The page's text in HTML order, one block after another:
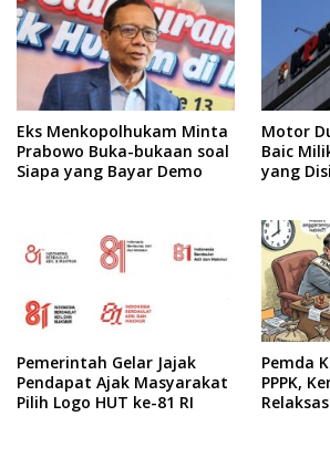
Eks Menkopolhukam Minta
Prabowo Buka-bukaan soal
Siapa yang Bayar Demo
Motor
Baic
yang
Pemerintah Gelar Jajak
Pendapat Ajak Masyarakat
Pilih Logo HUT ke-81 RI
Pemda
PPPK,